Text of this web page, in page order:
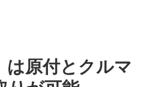
いて
は原付とクルマ